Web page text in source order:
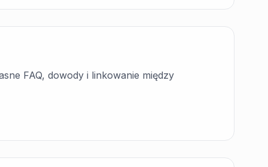
FAQ, dowody i linkowanie między